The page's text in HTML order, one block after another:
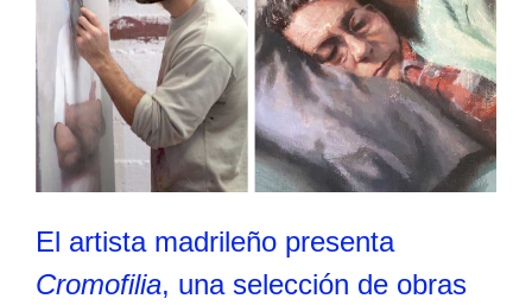
El artista madrileño presenta
Cromofilia, una selección de obras